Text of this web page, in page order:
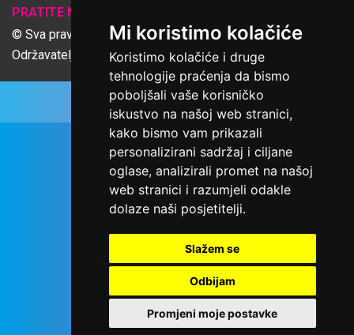
Mi koristimo kolačiće
Koristimo kolačiće i druge
tehnologije praćenja da bismo
poboljšali vaše korisničko
iskustvo na našoj web stranici,
kako bismo vam prikazali
personalizirani sadržaj i ciljane
oglase, analizirali promet na našoj
web stranici i razumjeli odakle
dolaze naši posjetitelji.
Slažem se
Odbijam
Promjeni moje postavke
PRATITE NAS
© Sva prava pridržana Udruga Ime dobrote
Održavatelj Netcom d.o.o., Riva 6, Rijeka